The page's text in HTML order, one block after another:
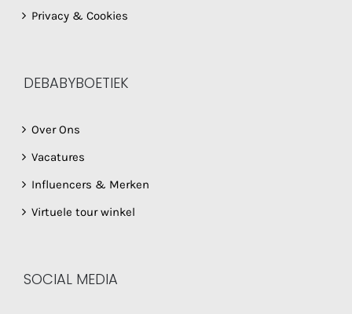
Privacy & Cookies
DEBABYBOETIEK
Over Ons
Vacatures
Influencers & Merken
Virtuele tour winkel
SOCIAL MEDIA